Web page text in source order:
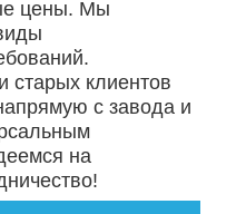
цены. Мы
клиентов
с завода и
на